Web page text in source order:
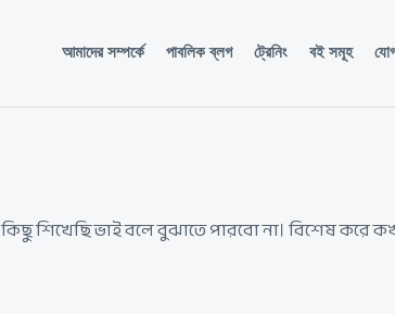
আমাদের সম্পর্কে পাবলিক ব্লগ ট্রেনিং বই সমূহ
ভাই বলে বুঝাতে পারবো না। বিশেষ করে